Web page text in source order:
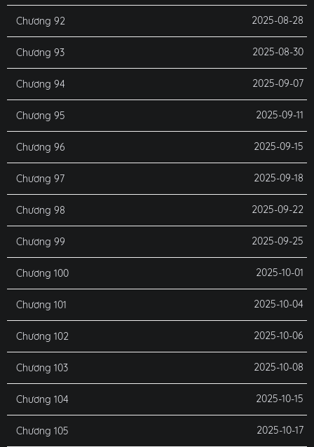
Chương 92 2025-08-28
Chương 93 2025-08-30
Chương 94 2025-09-07
Chương 95 2025-09-11
Chương 96 2025-09-15
Chương 97 2025-09-18
Chương 98 2025-09-22
Chương 99 2025-09-25
Chương 100 2025-10-01
Chương 101 2025-10-04
Chương 102 2025-10-06
Chương 103 2025-10-08
Chương 104 2025-10-15
Chương 105 2025-10-17